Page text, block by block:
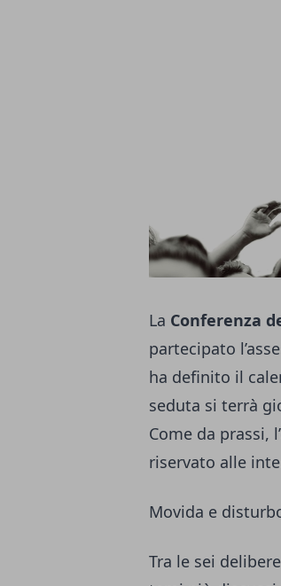
La Conferenza
partecipato
ha definito il
seduta si terrà
Come da prassi,
riservato alle
Movida e
Tra le sei